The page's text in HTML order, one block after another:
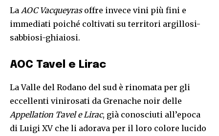
La AOC Vacqueyrasoffre invece vini più fini e
immediati poiché coltivati su territori argillosi-
sabbiosi-ghiaiosi.
AOC Tavel e Lirac
La Valle del Rodano del sud è rinomata per gli
eccellenti vinirosati da Grenache noir delle
Appellation Tavel e Lirac, già conosciuti all’epoca
di Luigi XV che li adorava per il loro colore lucido